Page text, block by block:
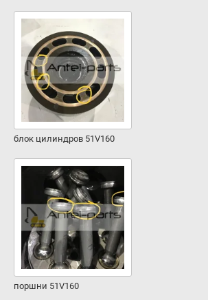
блок цилиндров 51V160
поршни 51V160